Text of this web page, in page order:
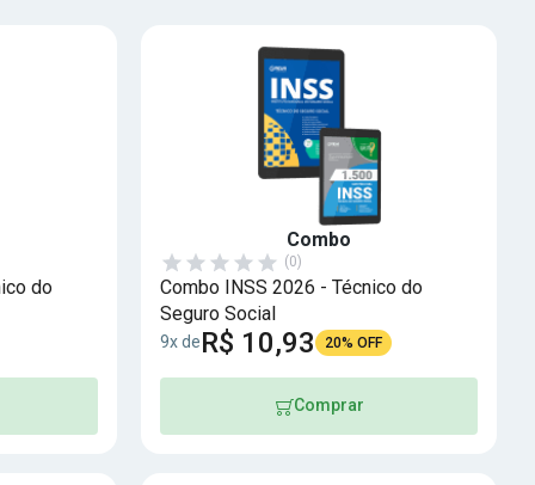
do
Combo
(0)
Combo INSS 2026 - Técnico do
Seguro Social
9x deR$ 10,93 20% OFF
Comprar